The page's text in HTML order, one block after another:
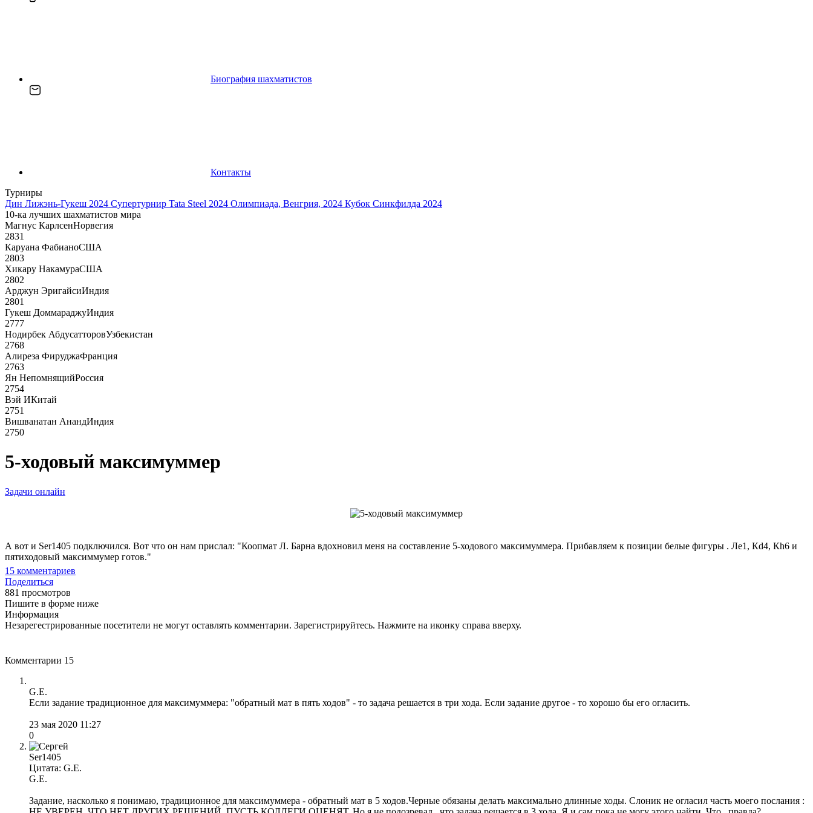
Биография шахматистов
Контакты
Турниры
Дин Лижэнь-Гукеш 2024 Супертурнир Tata Steel 2024 Олимпиада, Венгрия, 2024 Кубок Синкфилда 2024
10-ка лучших шахматистов мира
Магнус КарлсенНорвегия
2831
Каруана ФабианоСША
2803
Хикару НакамураСША
2802
Арджун ЭригайсиИндия
2801
Гукеш ДоммараджуИндия
2777
Нодирбек АбдусатторовУзбекистан
2768
Алиреза ФируджаФранция
2763
Ян НепомнящийРоссия
2754
Вэй ИКитай
2751
Вишванатан АнандИндия
2750
5-ходовый максимуммер
Задачи онлайн
А вот и Ser1405 подключился. Вот что он нам прислал: "Коопмат Л. Барна вдохновил меня на составление 5-ходового максимуммера. Прибавляем к позиции белые фигуры . Ле1, Кd4, Кh6 и
пятиходовый максиммумер готов."
15 комментариев
Поделиться
881 просмотров
Пишите в форме ниже
Информация
Незарегестрированные посетители не могут оставлять комментарии. Зарегистрируйтесь. Нажмите на иконку справа вверху.
Комментарии 15
G.E.
Если задание традиционное для максимуммера: "обратный мат в пять ходов" - то задача решается в три хода. Если задание другое - то хорошо бы его огласить.
23 мая 2020 11:27
0
Ser1405
Цитата: G.E.
G.E.
Задание, насколько я понимаю, традиционное для максимуммера - обратный мат в 5 ходов.Черные обязаны делать максимально длинные ходы. Слоник не огласил часть моего послания :